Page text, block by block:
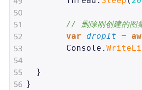
50
51
// 删除刚创建的图
52 var dropIt =
53 Console .
54
55
  }
56 }